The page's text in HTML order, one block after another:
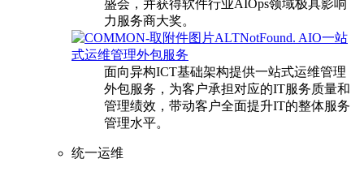
盛会，并获得软件行业AIOps领域极具影响
力服务商大奖。
AIO一站
式运维管理外包服务
面向异构ICT基础架构提供一站式运维管理
外包服务，为客户承担对应的IT服务质量和
管理绩效，带动客户全面提升IT的整体服务
管理水平。
统一运维